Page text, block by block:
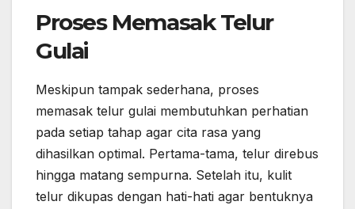
Proses Memasak Telur
Gulai
Meskipun tampak sederhana, proses
memasak telur gulai membutuhkan perhatian
pada setiap tahap agar cita rasa yang
dihasilkan optimal. Pertama-tama, telur direbus
hingga matang sempurna. Setelah itu, kulit
telur dikupas dengan hati-hati agar bentuknya